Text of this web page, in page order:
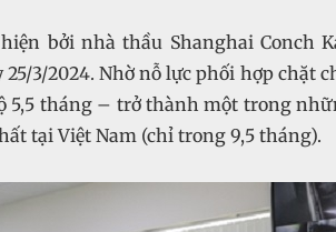
bởi nhà thầu Shanghai Conch
3/2024. Nhờ nỗ lực phối hợp chặt
5,5 tháng – trở thành một trong
tại Việt Nam (chỉ trong 9,5 tháng).